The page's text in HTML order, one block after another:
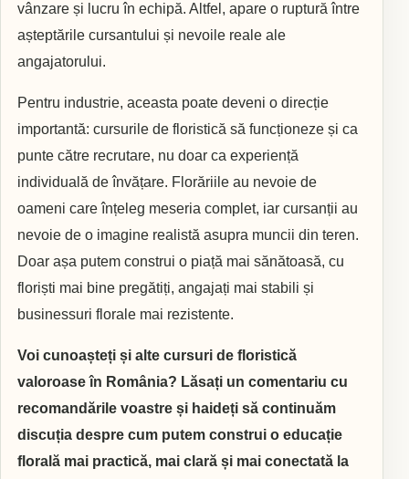
vânzare și lucru în echipă. Altfel, apare o ruptură între
așteptările cursantului și nevoile reale ale
angajatorului.
Pentru industrie, aceasta poate deveni o direcție
importantă: cursurile de floristică să funcționeze și ca
punte către recrutare, nu doar ca experiență
individuală de învățare. Florăriile au nevoie de
oameni care înțeleg meseria complet, iar cursanții au
nevoie de o imagine realistă asupra muncii din teren.
Doar așa putem construi o piață mai sănătoasă, cu
floriști mai bine pregătiți, angajați mai stabili și
businessuri florale mai rezistente.
Voi cunoașteți și alte cursuri de floristică
valoroase în România? Lăsați un comentariu cu
recomandările voastre și haideți să continuăm
discuția despre cum putem construi o educație
florală mai practică, mai clară și mai conectată la